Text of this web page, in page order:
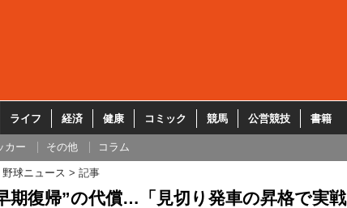
ライフ 経済 健康 コミック 競馬 公営競技 書籍
カー その他 コラム
野球ニュース 記事
期復帰”の代償…「見切り発車の昇格で実戦